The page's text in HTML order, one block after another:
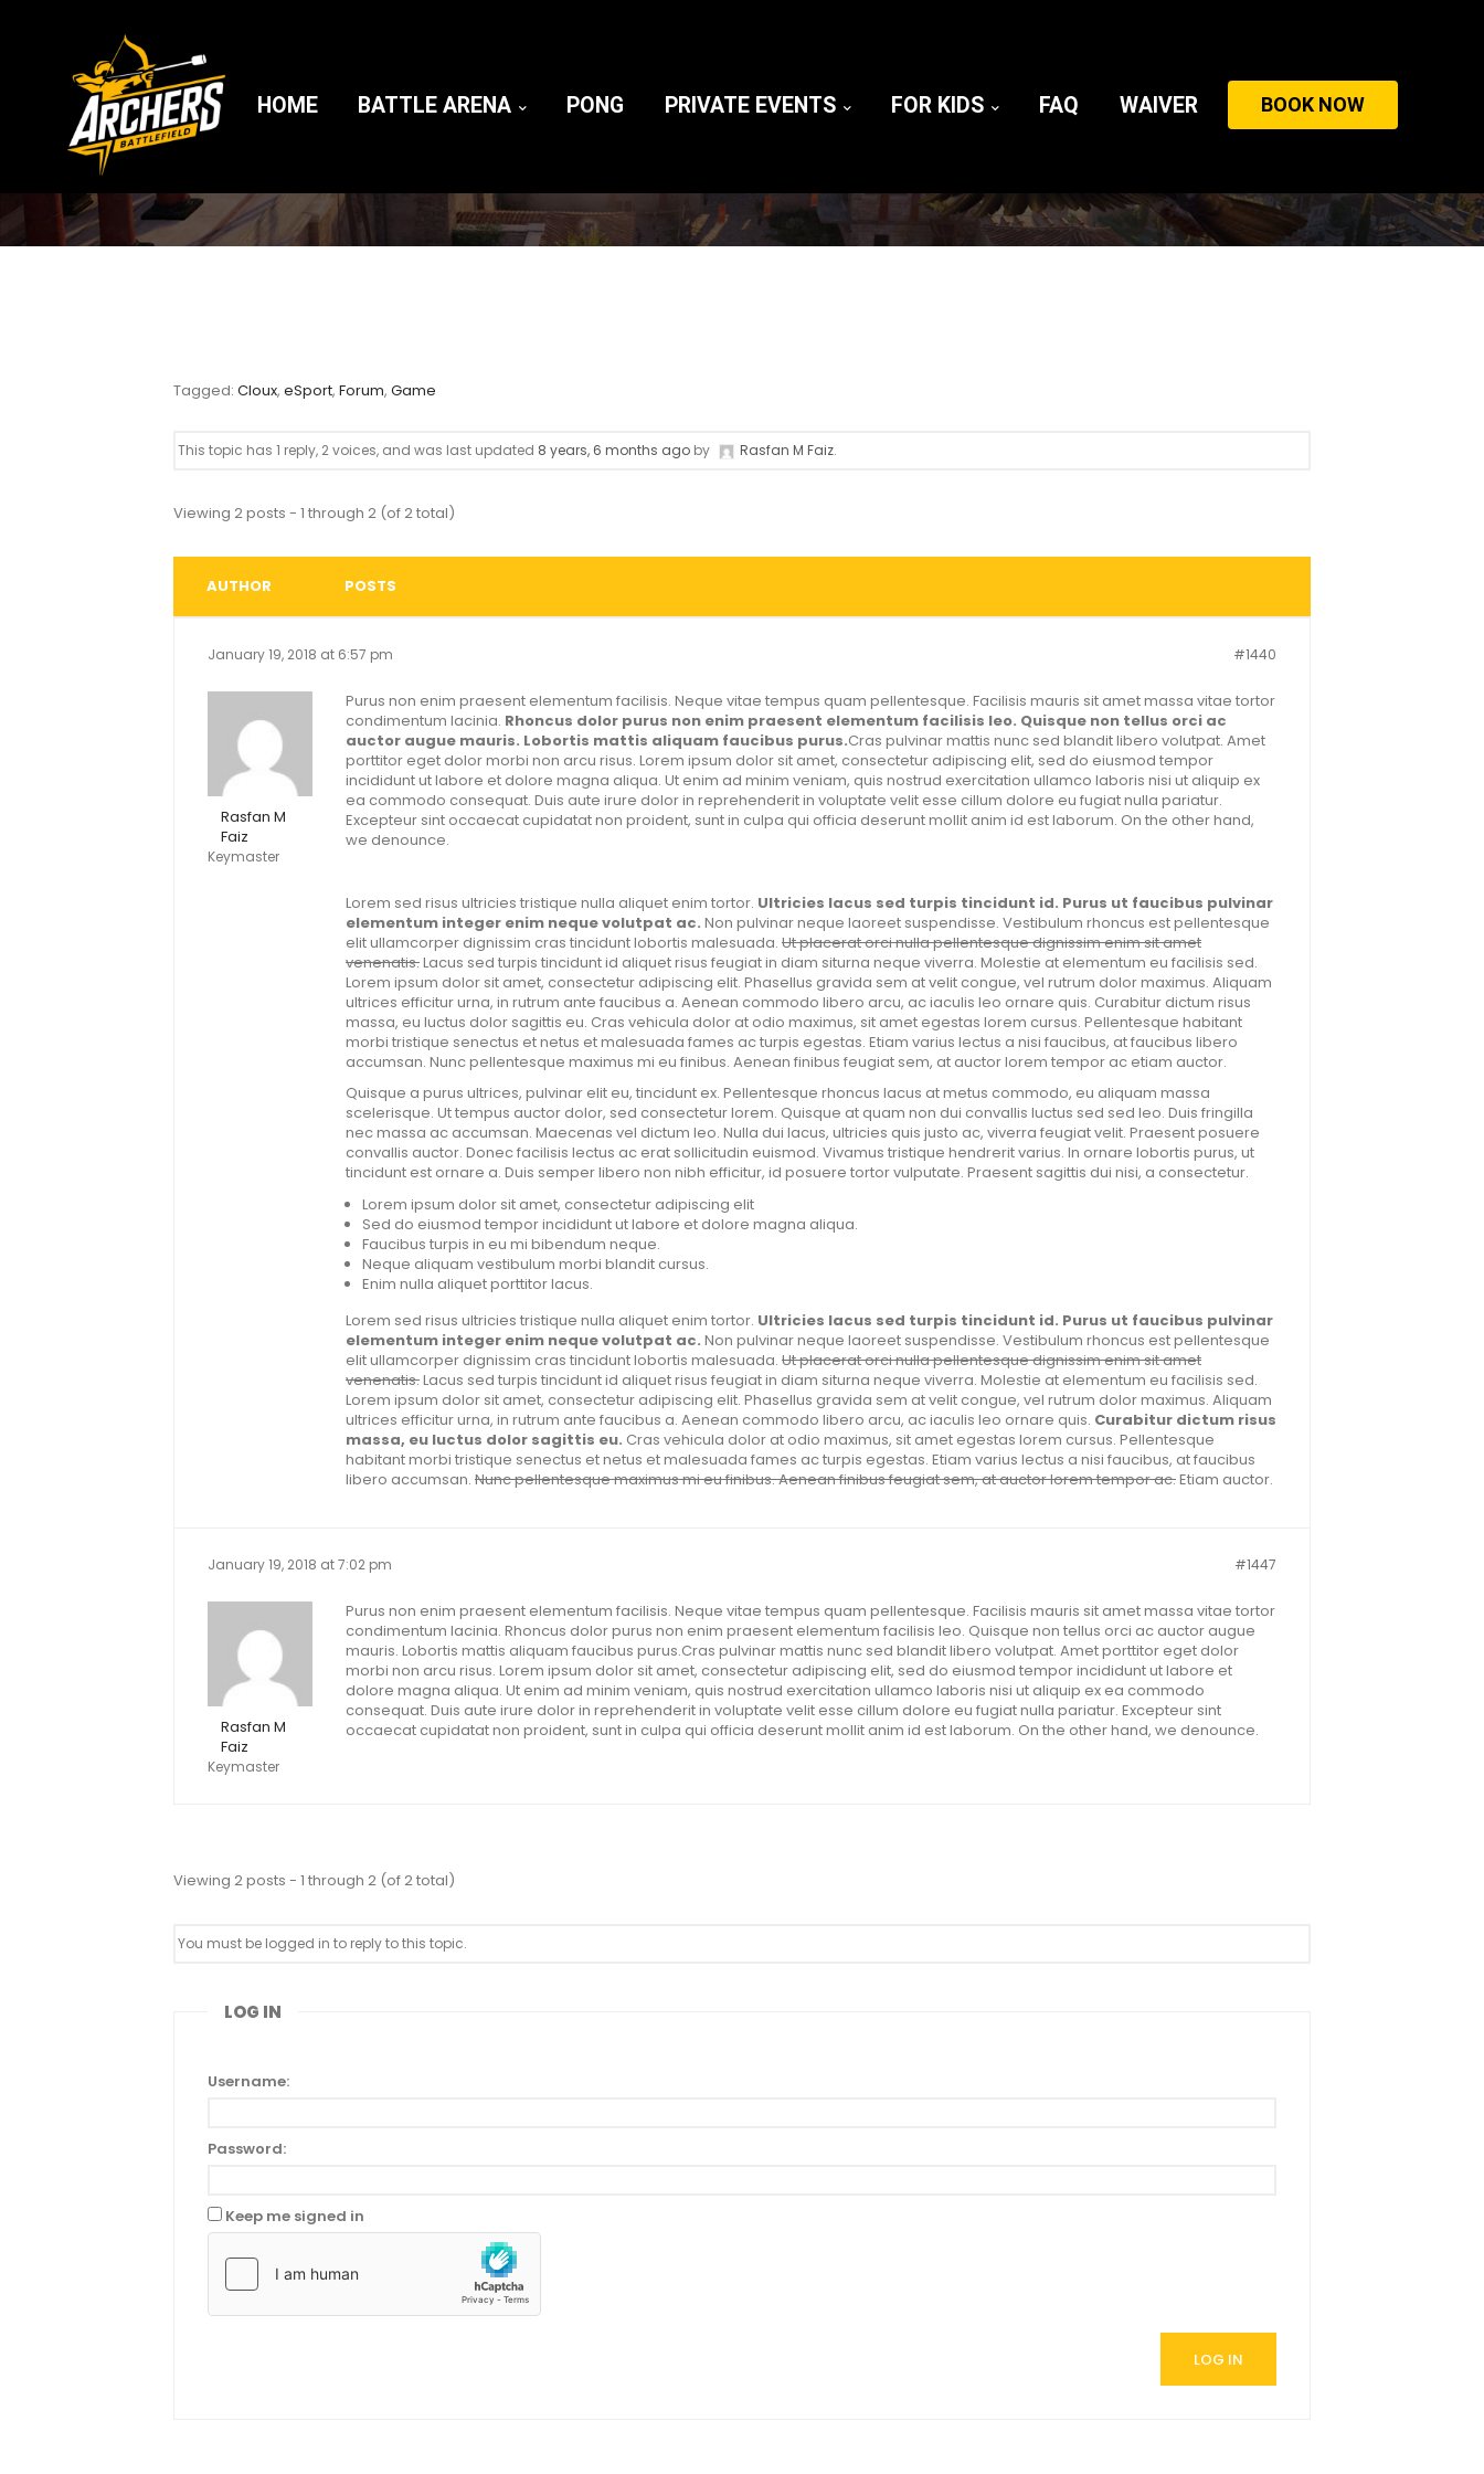
HOME BATTLE ARENA PONG PRIVATE EVENTS FOR KIDS FAQ WAIVER BOOK NOW
GRAND THEFT AUTO REVIEW
Tagged: Cloux, eSport, Forum, Game
This topic has 1 reply, 2 voices, and was last updated 8 years, 6 months agoby Rasfan M Faiz.
Viewing 2 posts - 1 through 2 (of 2 total)
AUTHOR POSTS
January 19, 2018 at 6:57 pm #1440
Rasfan M
Faiz
Keymaster
Purus non enim praesent elementum facilisis. Neque vitae tempus quam pellentesque. Facilisis mauris sit amet massa vitae tortor
condimentum lacinia. Rhoncus dolor purus non enim praesent elementum facilisis leo. Quisque non tellus orci ac
auctor augue mauris. Lobortis mattis aliquam faucibus purus.Cras pulvinar mattis nunc sed blandit libero volutpat. Amet
porttitor eget dolor morbi non arcu risus. Lorem ipsum dolor sit amet, consectetur adipiscing elit, sed do eiusmod tempor
incididunt ut labore et dolore magna aliqua. Ut enim ad minim veniam, quis nostrud exercitation ullamco laboris nisi ut aliquip ex
ea commodo consequat. Duis aute irure dolor in reprehenderit in voluptate velit esse cillum dolore eu fugiat nulla pariatur.
Excepteur sint occaecat cupidatat non proident, sunt in culpa qui officia deserunt mollit anim id est laborum. On the other hand,
we denounce.
Lorem sed risus ultricies tristique nulla aliquet enim tortor. Ultricies lacus sed turpis tincidunt id. Purus ut faucibus pulvinar
elementum integer enim neque volutpat ac. Non pulvinar neque laoreet suspendisse. Vestibulum rhoncus est pellentesque
elit ullamcorper dignissim cras tincidunt lobortis malesuada. Ut placerat orci nulla pellentesque dignissim enim sit amet
venenatis.Lacus sed turpis tincidunt id aliquet risus feugiat in diam siturna neque viverra. Molestie at elementum eu facilisis sed.
Lorem ipsum dolor sit amet, consectetur adipiscing elit. Phasellus gravida sem at velit congue, vel rutrum dolor maximus. Aliquam
ultrices efficitur urna, in rutrum ante faucibus a. Aenean commodo libero arcu, ac iaculis leo ornare quis. Curabitur dictum risus
massa, eu luctus dolor sagittis eu. Cras vehicula dolor at odio maximus, sit amet egestas lorem cursus. Pellentesque habitant
morbi tristique senectus et netus et malesuada fames ac turpis egestas. Etiam varius lectus a nisi faucibus, at faucibus libero
accumsan. Nunc pellentesque maximus mi eu finibus. Aenean finibus feugiat sem, at auctor lorem tempor ac etiam auctor.
Quisque a purus ultrices, pulvinar elit eu, tincidunt ex. Pellentesque rhoncus lacus at metus commodo, eu aliquam massa
scelerisque. Ut tempus auctor dolor, sed consectetur lorem. Quisque at quam non dui convallis luctus sed sed leo. Duis fringilla
nec massa ac accumsan. Maecenas vel dictum leo. Nulla dui lacus, ultricies quis justo ac, viverra feugiat velit. Praesent posuere
convallis auctor. Donec facilisis lectus ac erat sollicitudin euismod. Vivamus tristique hendrerit varius. In ornare lobortis purus, ut
tincidunt est ornare a. Duis semper libero non nibh efficitur, id posuere tortor vulputate. Praesent sagittis dui nisi, a consectetur.
Lorem ipsum dolor sit amet, consectetur adipiscing elit
Sed do eiusmod tempor incididunt ut labore et dolore magna aliqua.
Faucibus turpis in eu mi bibendum neque.
Neque aliquam vestibulum morbi blandit cursus.
Enim nulla aliquet porttitor lacus.
Lorem sed risus ultricies tristique nulla aliquet enim tortor. Ultricies lacus sed turpis tincidunt id. Purus ut faucibus pulvinar
elementum integer enim neque volutpat ac. Non pulvinar neque laoreet suspendisse. Vestibulum rhoncus est pellentesque
elit ullamcorper dignissim cras tincidunt lobortis malesuada. Ut placerat orci nulla pellentesque dignissim enim sit amet
venenatis.Lacus sed turpis tincidunt id aliquet risus feugiat in diam siturna neque viverra. Molestie at elementum eu facilisis sed.
Lorem ipsum dolor sit amet, consectetur adipiscing elit. Phasellus gravida sem at velit congue, vel rutrum dolor maximus. Aliquam
ultrices efficitur urna, in rutrum ante faucibus a. Aenean commodo libero arcu, ac iaculis leo ornare quis. Curabitur dictum risus
massa, eu luctus dolor sagittis eu. Cras vehicula dolor at odio maximus, sit amet egestas lorem cursus. Pellentesque
habitant morbi tristique senectus et netus et malesuada fames ac turpis egestas. Etiam varius lectus a nisi faucibus, at faucibus
libero accumsan. Nunc pellentesque maximus mi eu finibus. Aenean finibus feugiat sem, at auctor lorem tempor ac.Etiam auctor.
January 19, 2018 at 7:02 pm #1447
Rasfan M
Faiz
Keymaster
Purus non enim praesent elementum facilisis. Neque vitae tempus quam pellentesque. Facilisis mauris sit amet massa vitae tortor
condimentum lacinia. Rhoncus dolor purus non enim praesent elementum facilisis leo. Quisque non tellus orci ac auctor augue
mauris. Lobortis mattis aliquam faucibus purus.Cras pulvinar mattis nunc sed blandit libero volutpat. Amet porttitor eget dolor
morbi non arcu risus. Lorem ipsum dolor sit amet, consectetur adipiscing elit, sed do eiusmod tempor incididunt ut labore et
dolore magna aliqua. Ut enim ad minim veniam, quis nostrud exercitation ullamco laboris nisi ut aliquip ex ea commodo
consequat. Duis aute irure dolor in reprehenderit in voluptate velit esse cillum dolore eu fugiat nulla pariatur. Excepteur sint
occaecat cupidatat non proident, sunt in culpa qui officia deserunt mollit anim id est laborum. On the other hand, we denounce.
Viewing 2 posts - 1 through 2 (of 2 total)
You must be logged in to reply to this topic.
LOG IN
Username:
Password:
Keep me signed in
LOG IN